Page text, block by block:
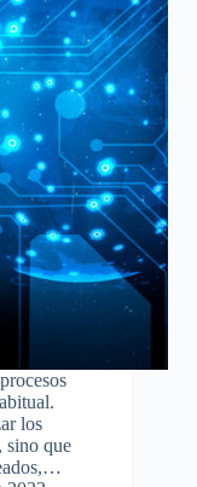
los
sino que